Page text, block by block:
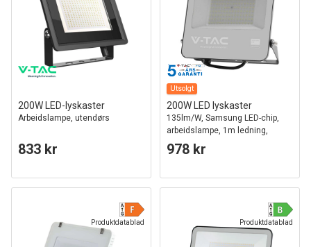
200W LED-lyskaster
Arbeidslampe, utendørs
833 kr
Utsolgt
200W LED lyskaster
135lm/W, Samsung LED-chip,
arbeidslampe, 1m ledning,
utendørs
978 kr
Produktdatablad Produktdatablad